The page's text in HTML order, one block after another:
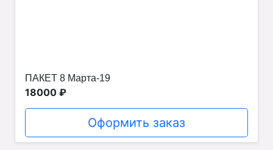
ПАКЕТ 8 Марта-19
18000 ₽
Оформить заказ